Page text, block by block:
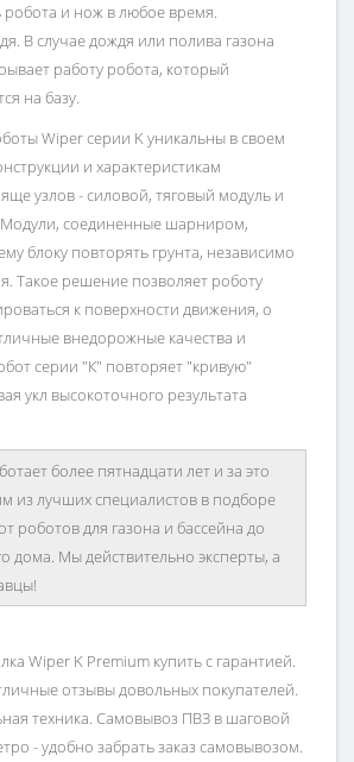
робота и нож в любое время.
В случае дождя или полива газона
работу робота, который
на базу.
Wiper серии K уникальны в своем
и характеристикам
узлов - силовой, тяговый модуль и
соединенные шарниром,
блоку повторять грунта, независимо
Такое решение позволяет роботу
к поверхности движения, о
внедорожные качества и
серии "К" повторяет "кривую"
укл высокоточного результата
более пятнадцати лет и за это
из лучших специалистов в подборе
роботов для газона и бассейна до
дома. Мы действительно эксперты, а
Wiper K Premium купить с гарантией.
отзывы довольных покупателей.
техника. Самовывоз ПВЗ в шаговой
- удобно забрать заказ самовывозом.